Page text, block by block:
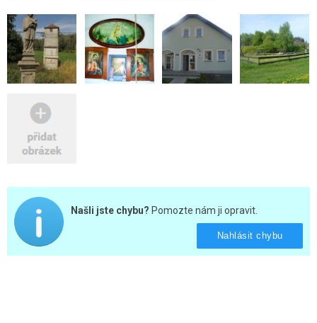
Našli jste chybu? Pomozte nám ji opravit.
Nahlásit chybu